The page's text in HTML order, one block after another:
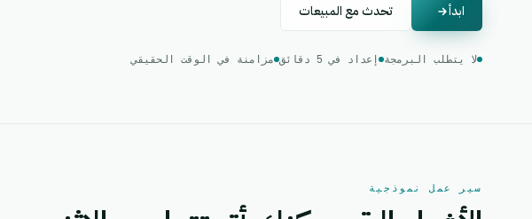
ابدأ تحدث مع المبيعات
لا يتطلب البرمجة إعداد في 5 دقائق مزامنة في الوقت الحقيقي
سير عمل نموذجية